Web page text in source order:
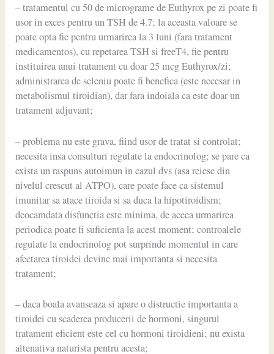
– tratamentul cu 50 de micrograme de Euthyrox pe zi poate fi
usor in exces pentru un TSH de 4.7; la aceasta valoare se
poate opta fie pentru urmarirea la 3 luni (fara tratament
medicamentos), cu repetarea TSH si freeT4, fie pentru
instituirea unui tratament cu doar 25 mcg Euthyrox/zi;
administrarea de seleniu poate fi benefica (este necesar in
metabolismul tiroidian), dar fara indoiala ca este doar un
tratament adjuvant;
– problema nu este grava, fiind usor de tratat si controlat;
necesita insa consulturi regulate la endocrinolog; se pare ca
exista un raspuns autoimun in cazul dvs (asa reiese din
nivelul crescut al ATPO), care poate face ca sistemul
imunitar sa atace tiroida si sa duca la hipotiroidism;
deocamdata disfunctia este minima, de aceea urmarirea
periodica poate fi suficienta la acest moment; controalele
regulate la endocrinolog pot surprinde momentul in care
afectarea tiroidei devine mai importanta si necesita
tratament;
– daca boala avanseaza si apare o distructie importanta a
tiroidei cu scaderea producerii de hormoni, singurul
tratament eficient este cel cu hormoni tiroidieni; nu exista
altenativa naturista pentru acesta;